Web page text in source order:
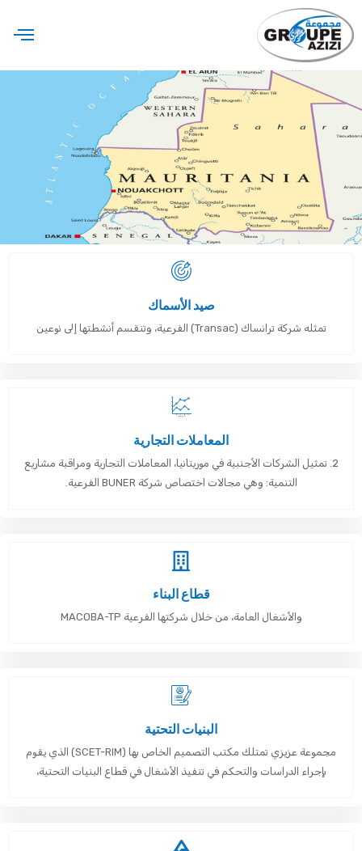
صيد الأسماك
تمثله شركة ترانساك (Transac) الفرعية، وتنقسم أنشطتها إلى نوعين
المعاملات التجارية
2. تمثيل الشركات الأجنبية في موريتانيا، المعاملات التجارية ومراقبة مشاريع
التنمية: وهي مجالات اختصاص شركة BUNER الفرعية.
قطاع البناء
والأشغال العامة، من خلال شركتها الفرعية MACOBA-TP
البنيات التحتية
مجموعة عزيزي تمتلك مكتب التصميم الخاص بها (SCET-RIM) الذي يقوم
بإجراء الدراسات والتحكم في تنفيذ الأشغال في قطاع البنيات التحتية،